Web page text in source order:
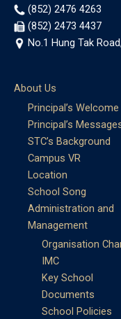
(852) 2476 4263
(852) 2473 4437
No.1 Hung Tak
About Us
Principal’s Welcome
Principal’s
STC’s Background
Campus VR
Location
School Song
Administration and
Management
Organisation
IMC
Key School
Documents
School Policies